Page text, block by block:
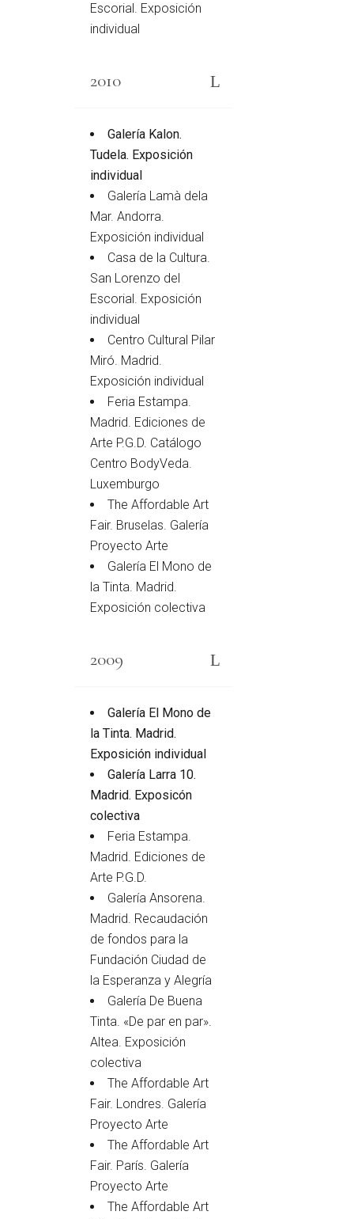
Escorial. Exposición
individual
2010
Galería Kalon.
Tudela. Exposición
individual
Galería Lamà dela
Mar. Andorra.
Exposición individual
Casa de la Cultura.
San Lorenzo del
Escorial. Exposición
individual
Centro Cultural Pilar
Miró. Madrid.
Exposición individual
Feria Estampa.
Madrid. Ediciones de
Arte P.G.D. Catálogo
Centro BodyVeda.
Luxemburgo
The Affordable Art
Fair. Bruselas. Galería
Proyecto Arte
Galería El Mono de
la Tinta. Madrid.
Exposición colectiva
2009
Galería El Mono de
la Tinta. Madrid.
Exposición individual
Galería Larra 10.
Madrid. Exposicón
colectiva
Feria Estampa.
Madrid. Ediciones de
Arte P.G.D.
Galería Ansorena.
Madrid. Recaudación
de fondos para la
Fundación Ciudad de
la Esperanza y Alegría
Galería De Buena
Tinta. «De par en par».
Altea. Exposición
colectiva
The Affordable Art
Fair. Londres. Galería
Proyecto Arte
The Affordable Art
Fair. París. Galería
Proyecto Arte
The Affordable Art